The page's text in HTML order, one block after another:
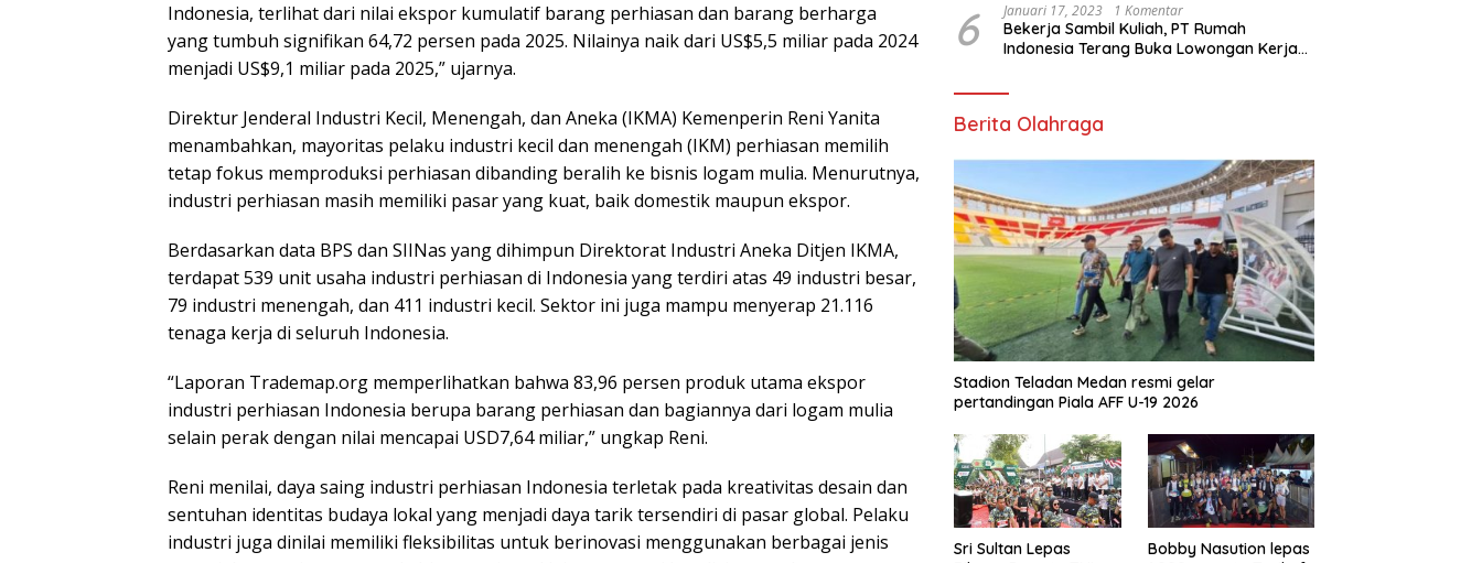
Indonesia, terlihat dari nilai ekspor kumulatif barang perhiasan dan barang berharga
yang tumbuh signifikan 64,72 persen pada 2025. Nilainya naik dari US$5,5 miliar pada 2024
menjadi US$9,1 miliar pada 2025,” ujarnya.
Direktur Jenderal Industri Kecil, Menengah, dan Aneka (IKMA) Kemenperin Reni Yanita
menambahkan, mayoritas pelaku industri kecil dan menengah (IKM) perhiasan memilih
tetap fokus memproduksi perhiasan dibanding beralih ke bisnis logam mulia. Menurutnya,
industri perhiasan masih memiliki pasar yang kuat, baik domestik maupun ekspor.
Berdasarkan data BPS dan SIINas yang dihimpun Direktorat Industri Aneka Ditjen IKMA,
terdapat 539 unit usaha industri perhiasan di Indonesia yang terdiri atas 49 industri besar,
79 industri menengah, dan 411 industri kecil. Sektor ini juga mampu menyerap 21.116
tenaga kerja di seluruh Indonesia.
“Laporan Trademap.org memperlihatkan bahwa 83,96 persen produk utama ekspor
industri perhiasan Indonesia berupa barang perhiasan dan bagiannya dari logam mulia
selain perak dengan nilai mencapai USD7,64 miliar,” ungkap Reni.
Reni menilai, daya saing industri perhiasan Indonesia terletak pada kreativitas desain dan
sentuhan identitas budaya lokal yang menjadi daya tarik tersendiri di pasar global. Pelaku
industri juga dinilai memiliki fleksibilitas untuk berinovasi menggunakan berbagai jenis
6 Januari 17, 2023 1 Komentar
Bekerja Sambil Kuliah, PT Rumah
Indonesia Terang Buka Lowongan Kerja
Berita Olahraga
Stadion Teladan Medan resmi gelar
pertandingan Piala AFF U-19 2026
Sri Sultan Lepas
Bobby Nasution lepas